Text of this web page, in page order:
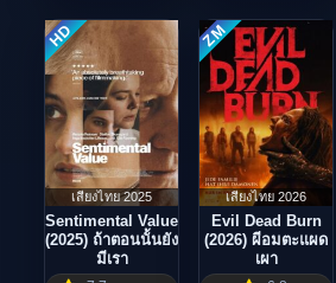
HD
เสียงไทย 2025
Sentimental Value
(2025) ถ้าตอนนั้นยัง
มีเรา
ZM
เสียงไทย 2026
Evil Dead Burn
(2026) ผีอมตะแผด
เผา